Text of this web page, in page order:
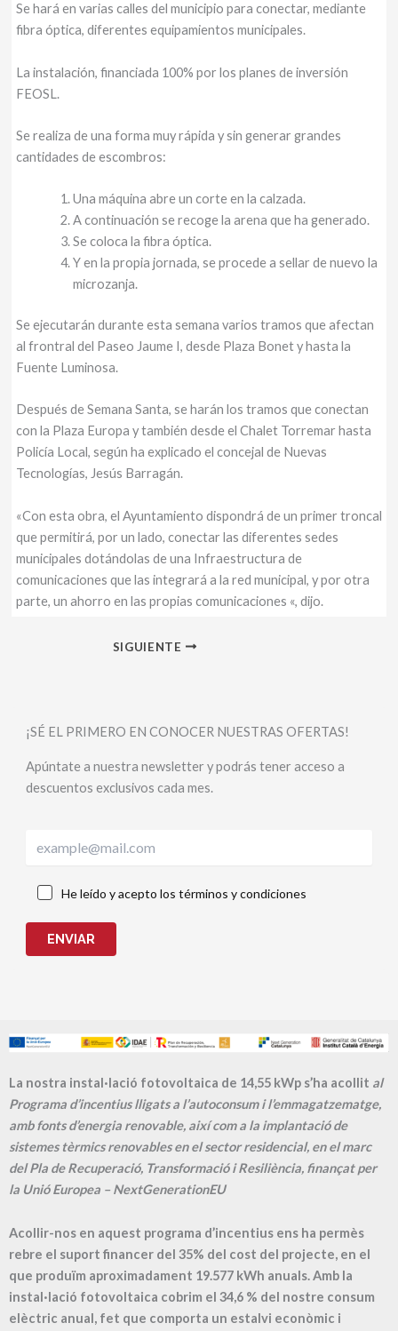
Se hará en varias calles del municipio para conectar, mediante
fibra óptica, diferentes equipamientos municipales.
La instalación, financiada 100% por los planes de inversión
FEOSL.
Se realiza de una forma muy rápida y sin generar grandes
cantidades de escombros:
Una máquina abre un corte en la calzada.
A continuación se recoge la arena que ha generado.
Se coloca la fibra óptica.
Y en la propia jornada, se procede a sellar de nuevo la
microzanja.
Se ejecutarán durante esta semana varios tramos que afectan
al frontral del Paseo Jaume I, desde Plaza Bonet y hasta la
Fuente Luminosa.
Después de Semana Santa, se harán los tramos que conectan
con la Plaza Europa y también desde el Chalet Torremar hasta
Policía Local, según ha explicado el concejal de Nuevas
Tecnologías, Jesús Barragán.
«Con esta obra, el Ayuntamiento dispondrá de un primer troncal
que permitirá, por un lado, conectar las diferentes sedes
municipales dotándolas de una Infraestructura de
comunicaciones que las integrará a la red municipal, y por otra
parte, un ahorro en las propias comunicaciones «, dijo.
SIGUIENTE
¡SÉ EL PRIMERO EN CONOCER NUESTRAS OFERTAS!
Apúntate a nuestra newsletter y podrás tener acceso a
descuentos exclusivos cada mes.
He leído y acepto los términos y condiciones
ENVIAR
La nostra instal·lació fotovoltaica de 14,55 kWp s’ha acollit al
Programa d’incentius lligats a l’autoconsum i l’emmagatzematge,
amb fonts d’energia renovable, així com a la implantació de
sistemes tèrmics renovables en el sector residencial, en el marc
del Pla de Recuperació, Transformació i Resiliència, finançat per
la Unió Europea – NextGenerationEU
Acollir-nos en aquest programa d’incentius ens ha permès
rebre el suport financer del 35% del cost del projecte, en el
que produïm aproximadament 19.577 kWh anuals. Amb la
instal·lació fotovoltaica cobrim el 34,6 % del nostre consum
elèctric anual, fet que comporta un estalvi econòmic i